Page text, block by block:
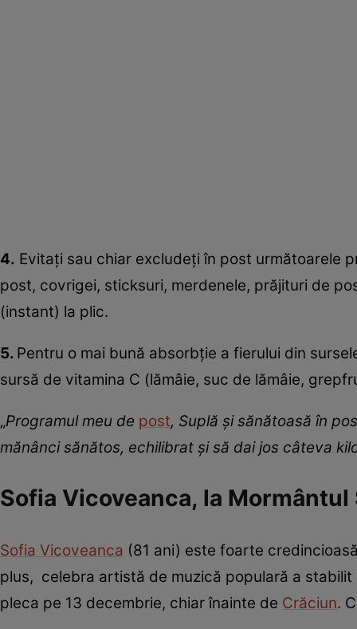
4. Evitaţi sau chiar excludeţi în post următoarele
post, covrigei, sticksuri, merdenele, prăjituri de
(instant) la plic.
5. Pentru o mai bună absorbţie a fierului din
sursă de vitamina C (lămâie, suc de lămâie,
„Programul meu de post, Suplă şi sănătoasă în
mănânci sănătos, echilibrat şi să dai jos câteva
Sofia Vicoveanca, la Mormântul
Sofia Vicoveanca (81 ani) este foarte
plus, celebra artistă de muzică populară a
pleca pe 13 decembrie, chiar înainte de Crăciun.